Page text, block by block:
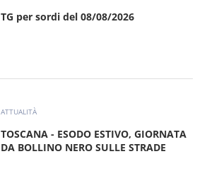
TG per sordi del 08/08/2026
ATTUALITÀ
TOSCANA - ESODO ESTIVO, GIORNATA
DA BOLLINO NERO SULLE STRADE